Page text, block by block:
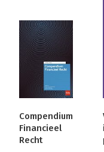
Compendium
Financieel
Recht